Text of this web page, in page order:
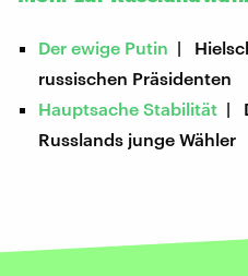
Der ewige Putin |
russischen Präsidenten
Hauptsache Stabilität |
Russlands junge Wähler